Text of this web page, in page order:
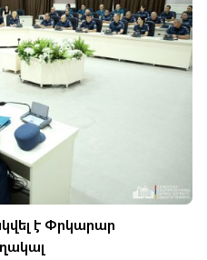
է Փրկարար